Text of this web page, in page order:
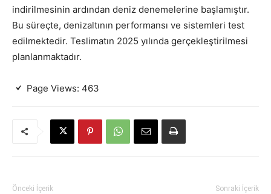
indirilmesinin ardından deniz denemelerine başlamıştır.
Bu süreçte, denizaltının performansı ve sistemleri test
edilmektedir. Teslimatın 2025 yılında gerçekleştirilmesi
planlanmaktadır.
Page Views: 463
Önceki İçerik Sonraki İçerik